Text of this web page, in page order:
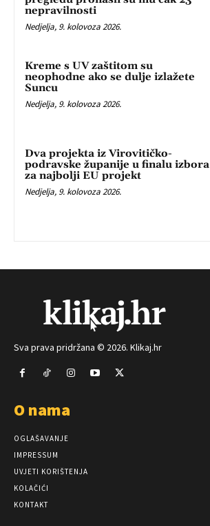
nepravilnosti
Nedjelja, 9. kolovoza 2026.
Kreme s UV zaštitom su
neophodne ako se dulje izlažete
Suncu
Nedjelja, 9. kolovoza 2026.
Dva projekta iz Virovitičko-
podravske županije u finalu izbora
za najbolji EU projekt
Nedjelja, 9. kolovoza 2026.
Sva prava pridržana © 2026. Klikaj.hr
O nama
OGLAŠAVANJE
IMPRESSUM
UVJETI KORIŠTENJA
KOLAČIĆI
KONTAKT